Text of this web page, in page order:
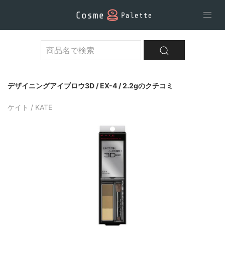
デザイニングアイブロウ3D / EX-4 / 2.2gのクチコミ
ケイト / KATE